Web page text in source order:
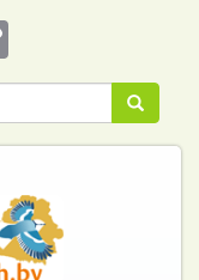
Copy
Link Пошук
Пошук